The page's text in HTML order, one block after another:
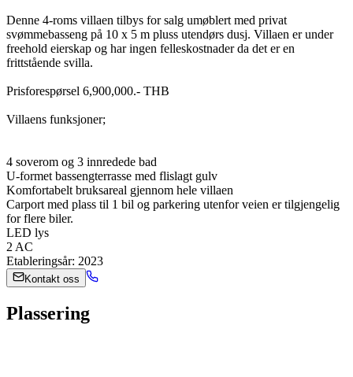
Denne 4-roms villaen tilbys for salg umøblert med privat
svømmebasseng på 10 x 5 m pluss utendørs dusj. Villaen er under
freehold eierskap og har ingen felleskostnader da det er en
frittstående svilla.
Prisforespørsel 6,900,000.- THB
Villaens funksjoner;
4 soverom og 3 innredede bad
U-formet bassengterrasse med flislagt gulv
Komfortabelt bruksareal gjennom hele villaen
Carport med plass til 1 bil og parkering utenfor veien er tilgjengelig
for flere biler.
LED lys
2 AC
Etableringsår: 2023
Kontakt oss
Plassering